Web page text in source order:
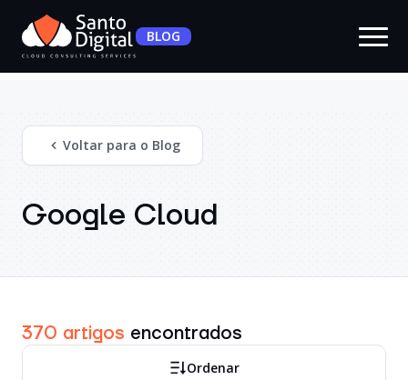
BLOG
Voltar para o Blog
Google Cloud
370 artigos encontrados
Ordenar